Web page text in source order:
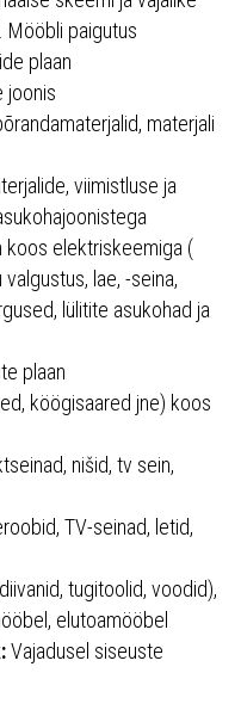
Mööbli paigutus
plaan
joonis
materjali
viimistluse ja
koos elektriskeemiga (
lae, -seina,
lülitite asukohad ja
plaan
köögisaared jne) koos
nišid, tv sein,
TV-seinad, letid,
tugitoolid, voodid),
elutoamööbel
Vajadusel siseuste